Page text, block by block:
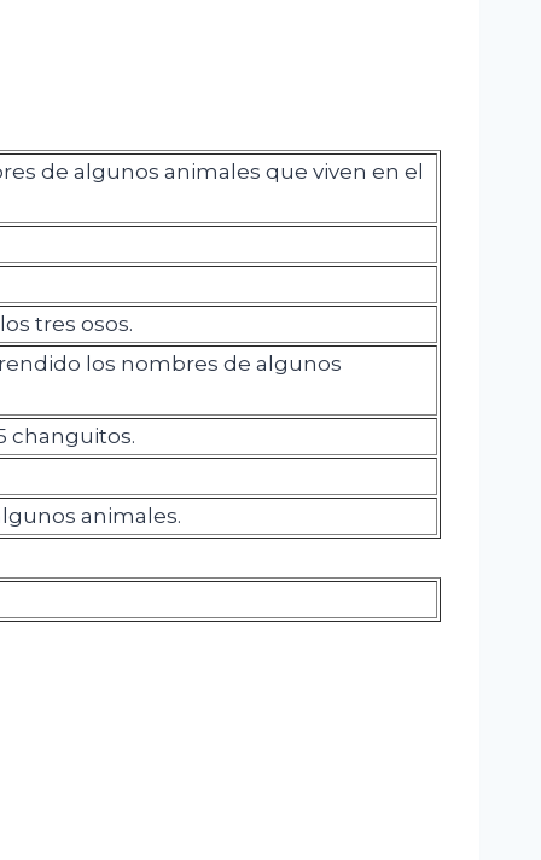
de algunos animales que viven en el
tres osos.
los nombres de algunos
changuitos.
animales.